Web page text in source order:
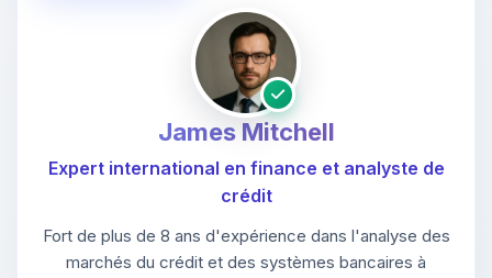
James Mitchell
Expert international en finance et analyste de
crédit
Fort de plus de 8 ans d'expérience dans l'analyse des
marchés du crédit et des systèmes bancaires à